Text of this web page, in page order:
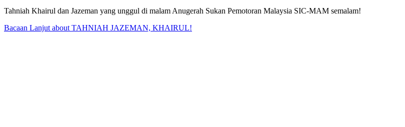
Tahniah Khairul dan Jazeman yang unggul di malam Anugerah Sukan Pemotoran Malaysia SIC-MAM semalam!
Bacaan Lanjut about TAHNIAH JAZEMAN, KHAIRUL!